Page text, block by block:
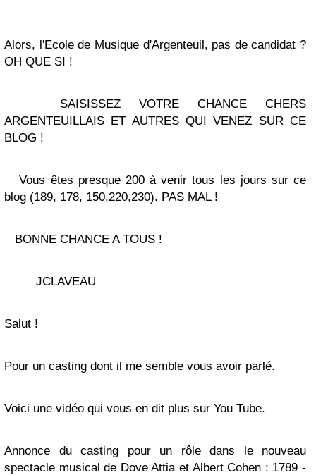
Alors, l'Ecole de Musique d'Argenteuil, pas de candidat ?
OH QUE SI !
SAISISSEZ VOTRE CHANCE CHERS
ARGENTEUILLAIS ET AUTRES QUI VENEZ SUR CE
BLOG !
Vous êtes presque 200 à venir tous les jours sur ce
blog (189, 178, 150,220,230). PAS MAL !
BONNE CHANCE A TOUS !
JCLAVEAU
Salut !
Pour un casting dont il me semble vous avoir parlé.
Voici une vidéo qui vous en dit plus sur You Tube.
Annonce du casting pour un rôle dans le nouveau
spectacle musical de Dove Attia et Albert Cohen : 1789 -